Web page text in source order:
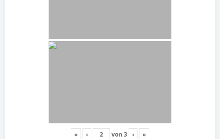
« ‹ von 3 › »